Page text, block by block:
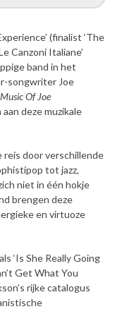
(finalist ‘The
Canzoni Italiane’
band in het
songwriter Joe
Of Joe
deze muzikale
reis door verschillende
tot jazz,
niet in één hokje
brengen deze
en virtuoze
‘Is She Really Going
Get What You
rijke catalogus